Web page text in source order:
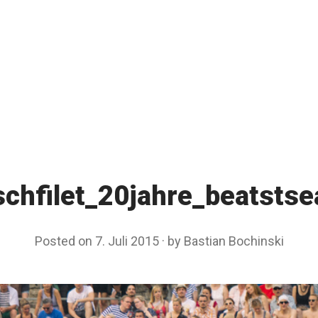
Posted on 7. Juli 2015 by Bastian Bochinski